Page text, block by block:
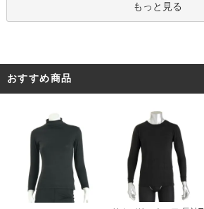
もっと見る
おすすめ商品